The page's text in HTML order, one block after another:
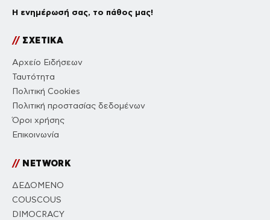
Η ενημέρωσή σας, το πάθος μας!
//ΣΧΕΤΙΚΑ
Αρχείο Ειδήσεων
Ταυτότητα
Πολιτική Cookies
Πολιτική προστασίας δεδομένων
Όροι χρήσης
Επικοινωνία
//NETWORK
ΔΕΔΟΜΕΝΟ
COUSCOUS
DIMOCRACY